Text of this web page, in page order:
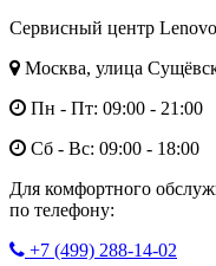
Сервисный центр
Москва, улица
Пн - Пт: 09:00 - 21:00
Сб - Вс: 09:00 - 18:00
Для комфортного
по телефону:
+7 (499) 288-14-02